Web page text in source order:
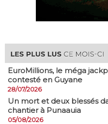
EuroMillions, ​le méga
contesté en Guyane
28/07/2026
​Un mort et deux blessés
chantier à Punaauia
05/08/2026